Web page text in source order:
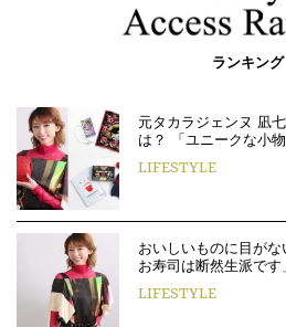
ランキング
元タカラジェンヌ 凪
は？ 「ユニークな小
LIFESTYLE
おいしいものに目が
お寿司は断然生派で
LIFESTYLE